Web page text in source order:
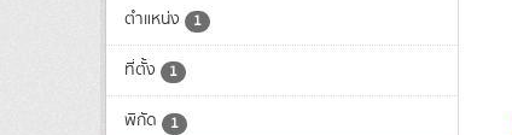
ตำแหน่ง 1
ที่ตั้ง 1
พิกัด 1